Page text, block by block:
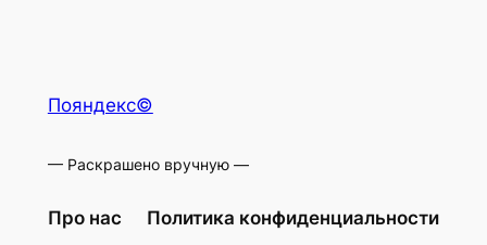
Пояндекс©
— Раскрашено вручную —
Про нас Политика конфиденциальности